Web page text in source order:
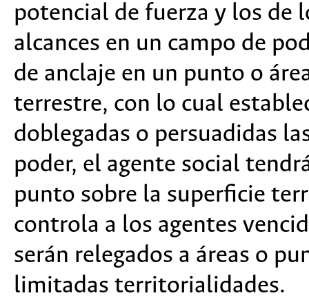
potencial de fuerza y los de
alcances en un campo de
de anclaje en un punto o
terrestre, con lo cual
doblegadas o persuadidas
poder, el agente social
punto sobre la superficie
controla a los agentes
serán relegados a áreas o
limitadas territorialidades.